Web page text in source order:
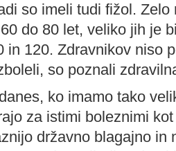
so imeli tudi fižol.
do 80 let, veliko jih je
in 120. Zdravnikov niso
so poznali
ko imamo tako
za istimi boleznimi
državno blagajno in